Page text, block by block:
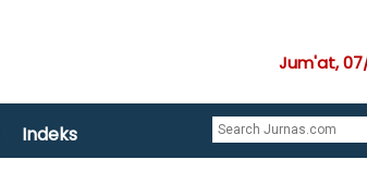
Jum'at, 07/
Indeks